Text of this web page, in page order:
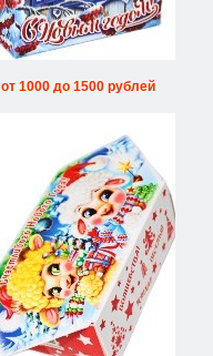
от 1000 до 1500 рублей